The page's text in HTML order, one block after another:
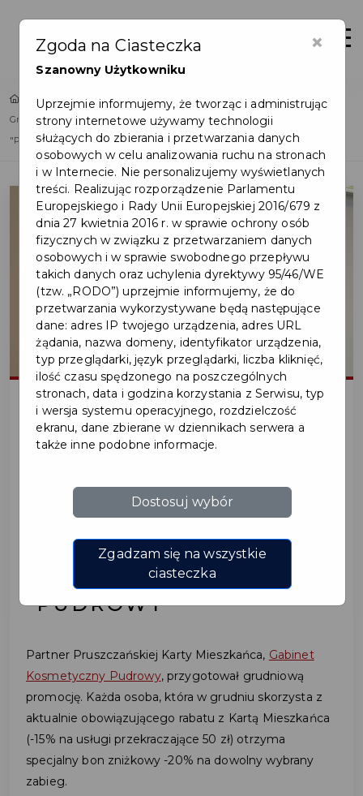
Zaloguj
Home
Lista aktualności
Grudniowa promocja z Kartą Mieszkańca w Gabinecie Kosmetycznym
"Pudrowy"
2022-12-05
Z KARTĄ MIESZKAŃCA W
GABINECIE
KOSMETYCZNYM
"PUDROWY"
Partner Pruszczańskiej Karty Mieszkańca, Gabinet
Kosmetyczny Pudrowy, przygotował grudniową
promocję. Każda osoba, która w grudniu skorzysta z
aktualnie obowiązującego rabatu z Kartą Mieszkańca
(-15% na usługi przekraczające 50 zł) otrzyma
specjalny bon zniżkowy -20% na dowolny wybrany
zabieg.
×
Zgoda na Ciasteczka
Szanowny Użytkowniku
Uprzejmie informujemy, że tworząc i administrując
strony internetowe używamy technologii
służących do zbierania i przetwarzania danych
osobowych w celu analizowania ruchu na stronach
i w Internecie. Nie personalizujemy wyświetlanych
treści. Realizując rozporządzenie Parlamentu
Europejskiego i Rady Unii Europejskiej 2016/679 z
dnia 27 kwietnia 2016 r. w sprawie ochrony osób
fizycznych w związku z przetwarzaniem danych
osobowych i w sprawie swobodnego przepływu
takich danych oraz uchylenia dyrektywy 95/46/WE
(tzw. „RODO”) uprzejmie informujemy, że do
przetwarzania wykorzystywane będą następujące
dane: adres IP twojego urządzenia, adres URL
żądania, nazwa domeny, identyfikator urządzenia,
typ przeglądarki, język przeglądarki, liczba kliknięć,
ilość czasu spędzonego na poszczególnych
stronach, data i godzina korzystania z Serwisu, typ
i wersja systemu operacyjnego, rozdzielczość
ekranu, dane zbierane w dziennikach serwera a
także inne podobne informacje.
Dostosuj wybór
Zgadzam się na wszystkie
ciasteczka